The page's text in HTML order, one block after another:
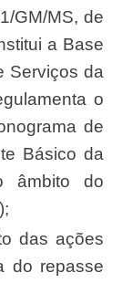
a Base
Serviços da
o
de
Básico da
âmbito do
do repasse